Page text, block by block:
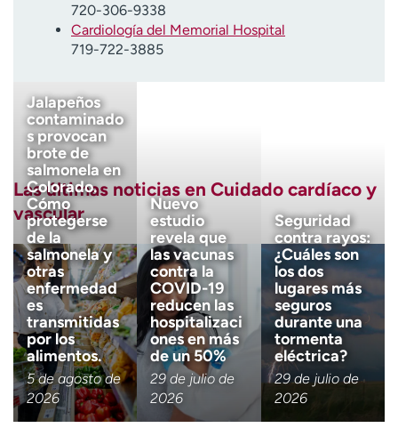
720-306-9338
Cardiología del Memorial Hospital
719-722-3885
Las últimas noticias en Cuidado cardíaco y
vascular
Jalapeños
contaminado
s provocan
brote de
salmonela en
Colorado.
Cómo
protegerse
de la
salmonela y
otras
enfermedad
es
transmitidas
por los
alimentos.
5 de agosto de
2026
Nuevo
estudio
revela que
las vacunas
contra la
COVID-19
reducen las
hospitalizaci
ones en más
de un 50%
29 de julio de
2026
Seguridad
contra rayos:
¿Cuáles son
los dos
lugares más
seguros
durante una
tormenta
eléctrica?
29 de julio de
2026